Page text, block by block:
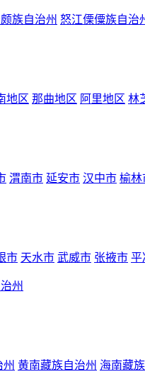
族自治州 怒江傈僳族自治
地区 那曲地区 阿里地区 林
渭南市 延安市 汉中市 榆林
市 天水市 武威市 张掖市 平
州
黄南藏族自治州 海南藏